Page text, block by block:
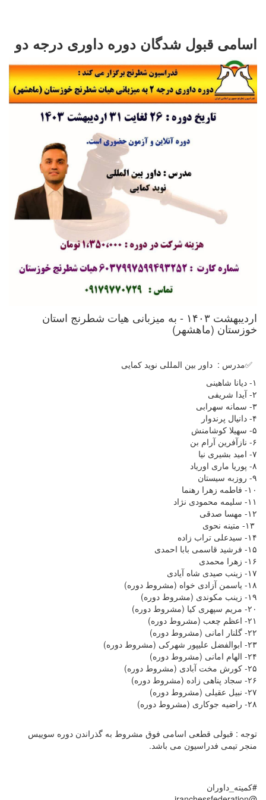
اسامی قبول شدگان دوره داوری درجه دو
اردیبهشت ۱۴۰۳ - به میزبانی هیات شطرنج استان
خوزستان (ماهشهر)
✅مدرس : داور بین المللی نوید کمایی
۱- دیانا شاهینی
۲- آیدا شریفی
۳- سمانه سهرابی
۴- دانیال پرندوار
۵- سهیلا کوشامنش
۶- نازآفرین آرام بن
۷- امید بشیری نیا
۸- پوریا ماری اوریاد
۹- روزبه سیستان
۱۰- فاطمه زهرا رهنما
۱۱- سلیمه محمودی نژاد
۱۲- مهسا صدقی
۱۴- سیدعلی تراب زاده
۱۵- فرشید قاسمی بابا احمدی
۱۶- زهرا محمدی
۱۷- زینب صیدی شاه آیادی
۱۸- یاسمن آزادی خواه (مشروط دوره)
۱۹- زینب مکوندی (مشروط دوره)
۲۰- مریم سپهری کیا (مشروط دوره)
۲۱- اعظم چعب (مشروط دوره)
۲۲- گلنار امانی (مشروط دوره)
۲۳- ابوالفضل علیپور شهرکی (مشروط دوره)
۲۴- الهام امانی (مشروط دوره)
۲۵- کورش مخت آبادی (مشروط دوره)
۲۶- سجاد پناهی زاده (مشروط دوره)
۲۷- نبیل عقیلی (مشروط دوره)
۲۸- راضیه جوکاری (مشروط دوره)
توجه : قبولی قطعی اسامی فوق مشروط به گذراندن دوره سوییس
منجر تیمی فدراسیون می باشد.
#کمیته_داوران